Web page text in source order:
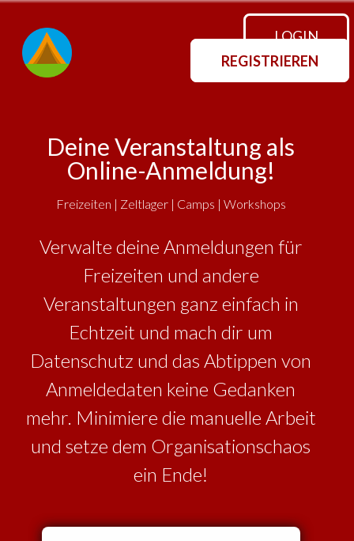
LOGIN
REGISTRIEREN
Deine Veranstaltung als
Online-Anmeldung!
Freizeiten | Zeltlager | Camps | Workshops
Verwalte deine Anmeldungen für
Freizeiten und andere
Veranstaltungen ganz einfach in
Echtzeit und mach dir um
Datenschutz und das Abtippen von
Anmeldedaten keine Gedanken
mehr. Minimiere die manuelle Arbeit
und setze dem Organisationschaos
ein Ende!